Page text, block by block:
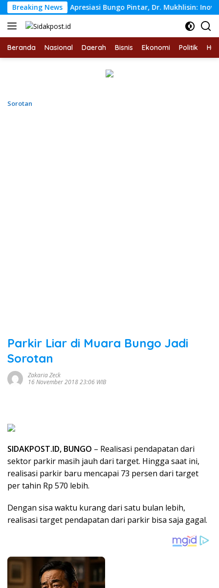
Langsung
ke
konten
Breaking NewsApresiasi Bungo Pintar, Dr. Mukhlisin: Inovasi
Beranda Nasional Daerah Bisnis Ekonomi Politik
Sorotan
Parkir Liar di Muara Bungo Jadi
Sorotan
Zakaria Zeck
16 November 2018 23:06 WIB
SIDAKPOST.ID, BUNGO – Realisasi pendapatan dari
sektor parkir masih jauh dari target. Hingga saat ini,
realisasi parkir baru mencapai 73 persen dari target
per tahin Rp 570 lebih.
Dengan sisa waktu kurang dari satu bulan lebih,
realisasi target pendapatan dari parkir bisa saja gagal.